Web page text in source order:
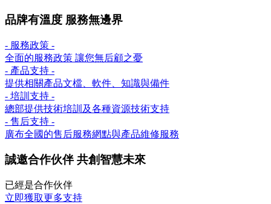
品牌有溫度 服務無邊界
- 服務政策 -
全面的服務政策 讓您無后顧之憂
- 產品支持 -
提供相關產品文檔、軟件、知識與備件
- 培訓支持 -
總部提供技術培訓及各種資源技術支持
- 售后支持 -
廣布全國的售后服務網點與產品維修服務
誠邀合作伙伴 共創智慧未來
已經是合作伙伴
立即獲取更多支持